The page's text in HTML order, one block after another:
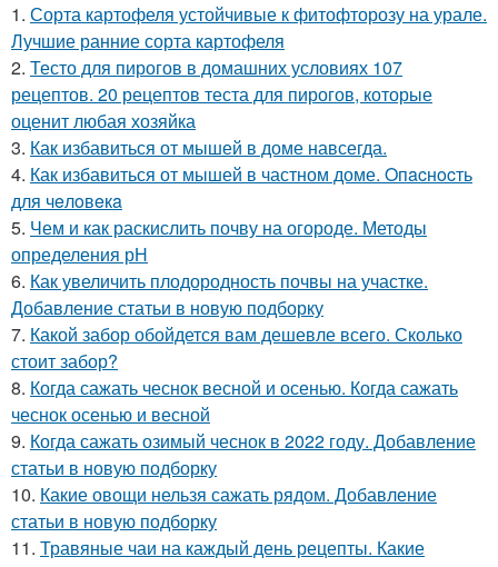
1. Сорта картофеля устойчивые к фитофторозу на урале.
Лучшие ранние сорта картофеля
2. Тесто для пирогов в домашних условиях 107
рецептов. 20 рецептов теста для пирогов, которые
оценит любая хозяйка
3. Как избавиться от мышей в доме навсегда.
4. Как избавиться от мышей в частном доме. Oпacнocть
для чeлoвeкa
5. Чем и как раскислить почву на огороде. Методы
определения рН
6. Как увеличить плодородность почвы на участке.
Добавление статьи в новую подборку
7. Какой забор обойдется вам дешевле всего. Сколько
стоит забор?
8. Когда сажать чеснок весной и осенью. Когда сажать
чеснок осенью и весной
9. Когда сажать озимый чеснок в 2022 году. Добавление
статьи в новую подборку
10. Какие овощи нельзя сажать рядом. Добавление
статьи в новую подборку
11. Травяные чаи на каждый день рецепты. Какие